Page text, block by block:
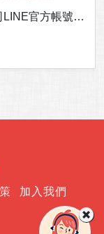
官方帳號暫
求，歡迎多加
加入我們